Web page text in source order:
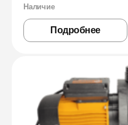
Наличие
Подробнее